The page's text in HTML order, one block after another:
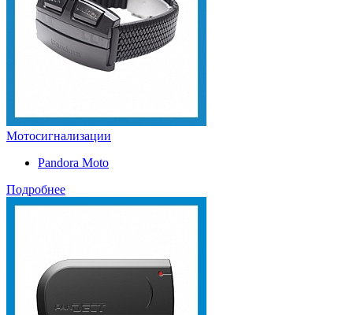
Мотосигнализации
Pandora Moto
Подробнее